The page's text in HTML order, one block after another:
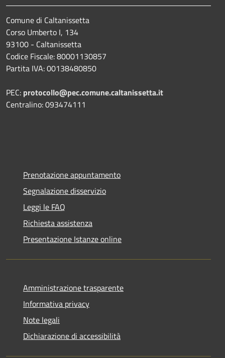
Comune di Caltanissetta
Corso Umberto I, 134
93100 - Caltanissetta
Codice Fiscale: 80001130857
Partita IVA: 00138480850
PEC: protocollo@pec.comune.caltanissetta.it
Centralino: 093474111
Prenotazione appuntamento
Segnalazione disservizio
Leggi le FAQ
Richiesta assistenza
Presentazione Istanze online
Amministrazione trasparente
Informativa privacy
Note legali
Dichiarazione di accessibilità